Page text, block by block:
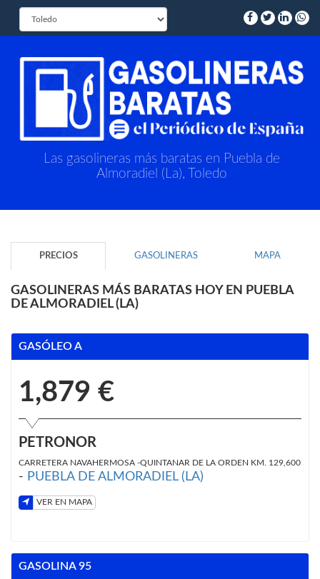
Las gasolineras más baratas en Puebla de
Almoradiel (La), Toledo
PRECIOS GASOLINERAS MAPA
GASOLINERAS MÁS BARATAS HOY EN PUEBLA
DE ALMORADIEL (LA)
GASÓLEO A
1,879 €
PETRONOR
CARRETERA NAVAHERMOSA -QUINTANAR DE LA ORDEN KM. 129,600
- PUEBLA DE ALMORADIEL (LA)
VER EN MAPA
GASOLINA 95